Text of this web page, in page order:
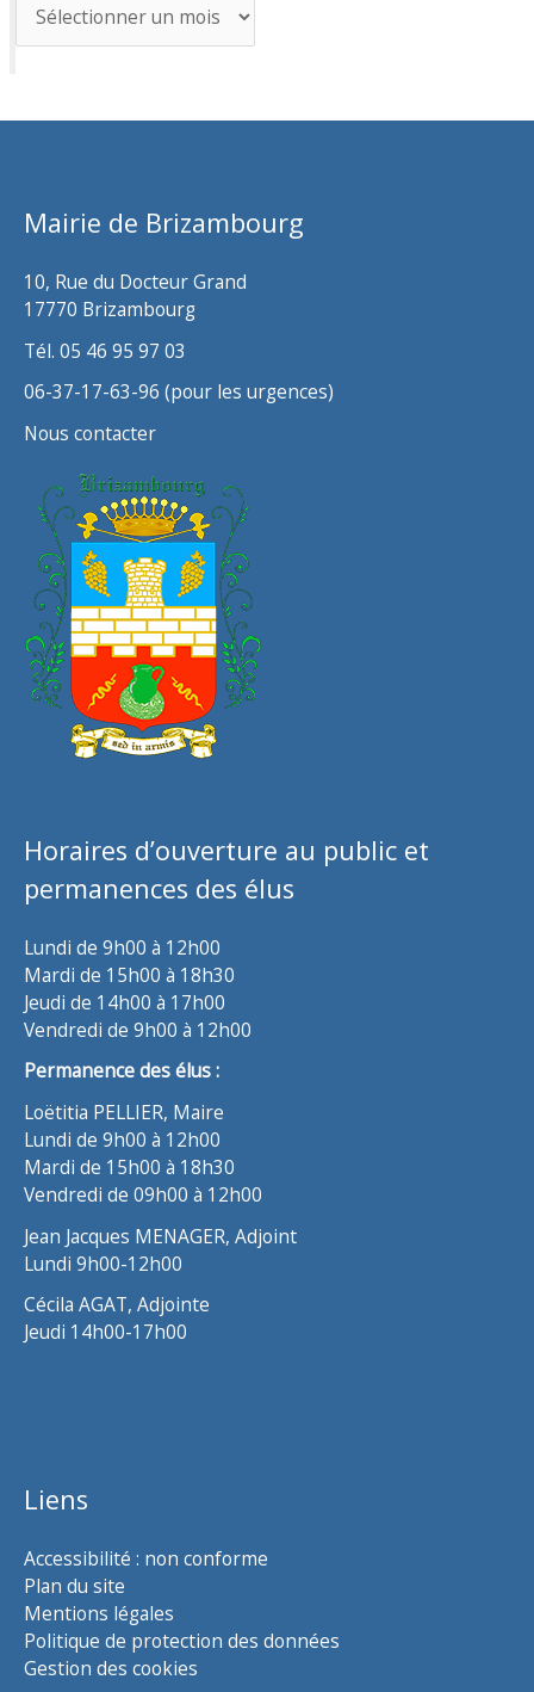
r
h
Mairie de Brizambourg
10, Rue du Docteur Grand
17770 Brizambourg
Tél. 05 46 95 97 03
06-37-17-63-96 (pour les urgences)
Nous contacter
Horaires d’ouverture au public et
permanences des élus
Lundi de 9h00 à 12h00
Mardi de 15h00 à 18h30
Jeudi de 14h00 à 17h00
Vendredi de 9h00 à 12h00
Permanence des élus :
Loëtitia PELLIER, Maire
Lundi de 9h00 à 12h00
Mardi de 15h00 à 18h30
Vendredi de 09h00 à 12h00
Jean Jacques MENAGER, Adjoint
Lundi 9h00-12h00
Cécila AGAT, Adjointe
Jeudi 14h00-17h00
Liens
Accessibilité : non conforme
Plan du site
Mentions légales
Politique de protection des données
Gestion des cookies